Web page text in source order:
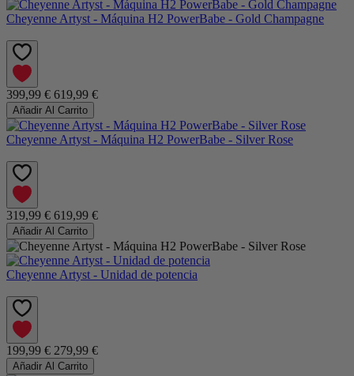
Cheyenne Artyst - Máquina H2 PowerBabe - Gold Champagne
399,99 € 619,99 €
Añadir Al Carrito
Cheyenne Artyst - Máquina H2 PowerBabe - Silver Rose
319,99 € 619,99 €
Añadir Al Carrito
Cheyenne Artyst - Unidad de potencia
199,99 € 279,99 €
Añadir Al Carrito